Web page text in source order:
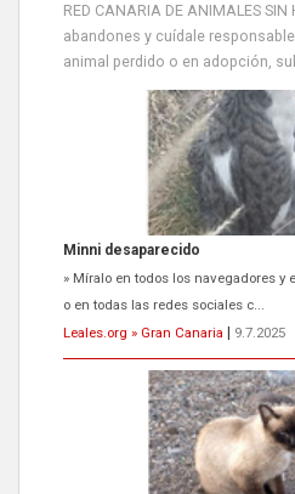
RED CANARIA DE ANIMALES
abandones y cuídale
animal perdido o en adopción,
Minni desaparecido
» Míralo en todos los navegadores y
o en todas las redes sociales c...
Leales.org » Gran Canaria
9.7.2025